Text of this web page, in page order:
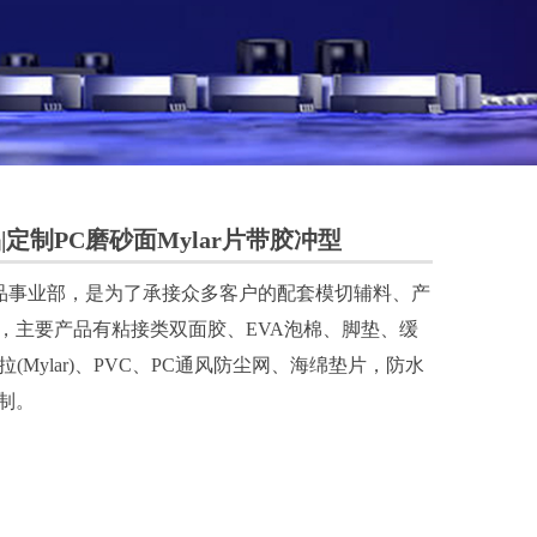
制PC磨砂面Mylar片带胶冲型
业部，是为了承接众多客户的配套模切辅料、产
主要产品有粘接类双面胶、EVA泡棉、脚垫、缓
(Mylar)、PVC、PC通风防尘网、海绵垫片，防水
。